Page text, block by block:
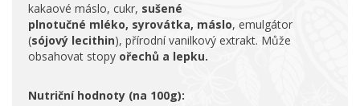
kakaové máslo, cukr, sušené
plnotučné mléko, syrovátka, máslo, emulgátor
(sójový lecithin), přírodní vanilkový extrakt. Může
obsahovat stopy ořechů a lepku.
Nutriční hodnoty (na 100g):